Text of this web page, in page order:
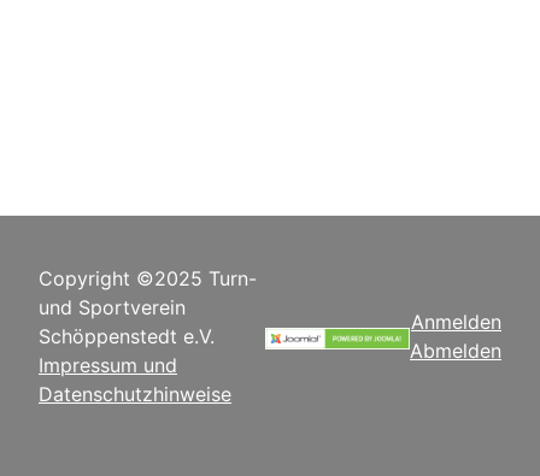
Copyright ©2025 Turn-
und Sportverein
Schöppenstedt e.V.
Impressum und
Datenschutzhinweise
Anmelden
Abmelden